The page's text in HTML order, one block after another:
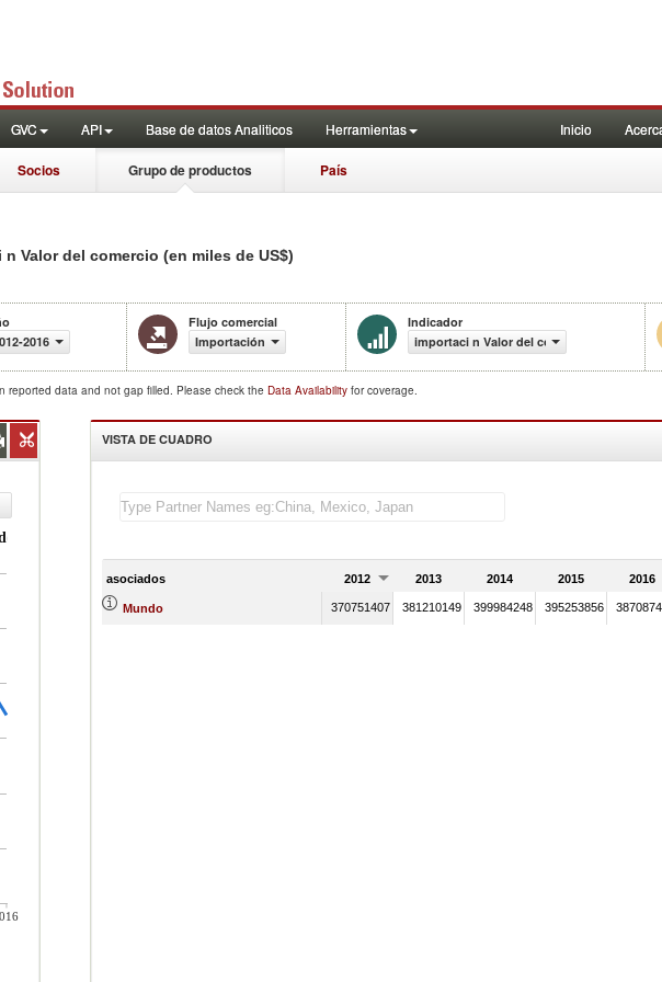
GVC API Base de datos Analiticos Herramientas Inicio
Socios Grupo de productos País
Valor del comercio (en miles de US$)
2016
Flujo comercial
Importación
Indicador
importaci n Valor del comercio (en miles
reported data and not gap filled. Please check the Data Availability for coverage.
US$)
VISTA DE CUADRO
asociados 2012 2013 2014 2015 2016
Mundo 370751407 381210149 399984248 395253856